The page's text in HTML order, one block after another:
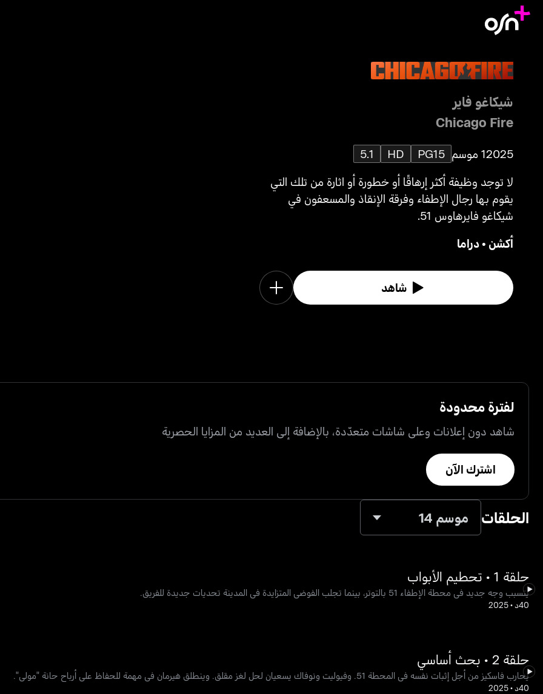
شيكاغو فاير
Chicago Fire
20251 موسم PG15
HD
5.1
لا توجد وظيفة أكثر إرهاقًا أو خطورة أو اثارة من تلك التي
يقوم بها رجال الإطفاء وفرقة الإنقاذ والمسعفون في
شيكاغو فايرهاوس 51.
أكشن •دراما
شاهد
لفترة محدودة
شاهد دون إعلانات وعلى شاشات متعدّدة، بالإضافة إلى العديد من المزايا الحصرية
اشترك الآن
الحلقات موسم 14
حلقة 1 • تحطيم الأبواب
يتسبب وجه جديد في محطة الإطفاء 51 بالتوتر، بينما تجلب الفوضى المتزايدة في المدينة تحديات جديدة للفريق.
40د •
2025
حلقة 2 • بحث أساسي
يحارب فاسكيز من أجل إثبات نفسه في المحطة 51. وفيوليت ونوفاك يسعيان لحل لغز مقلق. وينطلق هيرمان في مهمة للحفاظ على أرباح حانة "مولي".
40د •
2025